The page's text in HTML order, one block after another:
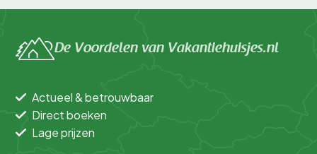
De Voordelen van Vakantiehuisjes.nl
Actueel & betrouwbaar
Direct boeken
Lage prijzen